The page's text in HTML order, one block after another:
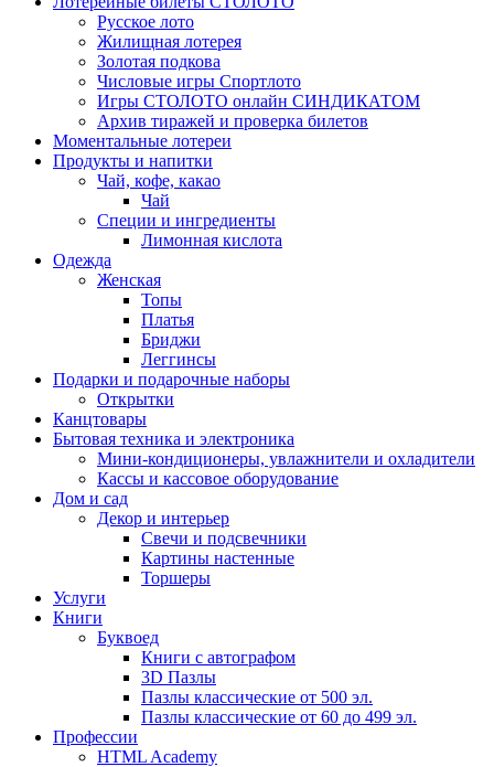
Русское лото
Жилищная лотерея
Золотая подкова
Числовые игры Спортлото
Игры СТОЛОТО онлайн СИНДИКАТОМ
Архив тиражей и проверка билетов
Моментальные лотереи
Продукты и напитки
Чай, кофе, какао
Чай
Специи и ингредиенты
Лимонная кислота
Одежда
Женская
Топы
Платья
Бриджи
Леггинсы
Подарки и подарочные наборы
Открытки
Канцтовары
Бытовая техника и электроника
Мини-кондиционеры, увлажнители и охладители
Кассы и кассовое оборудование
Дом и сад
Декор и интерьер
Свечи и подсвечники
Картины настенные
Торшеры
Услуги
Книги
Буквоед
Книги с автографом
3D Пазлы
Пазлы классические от 500 эл.
Пазлы классические от 60 до 499 эл.
Профессии
HTML Academy